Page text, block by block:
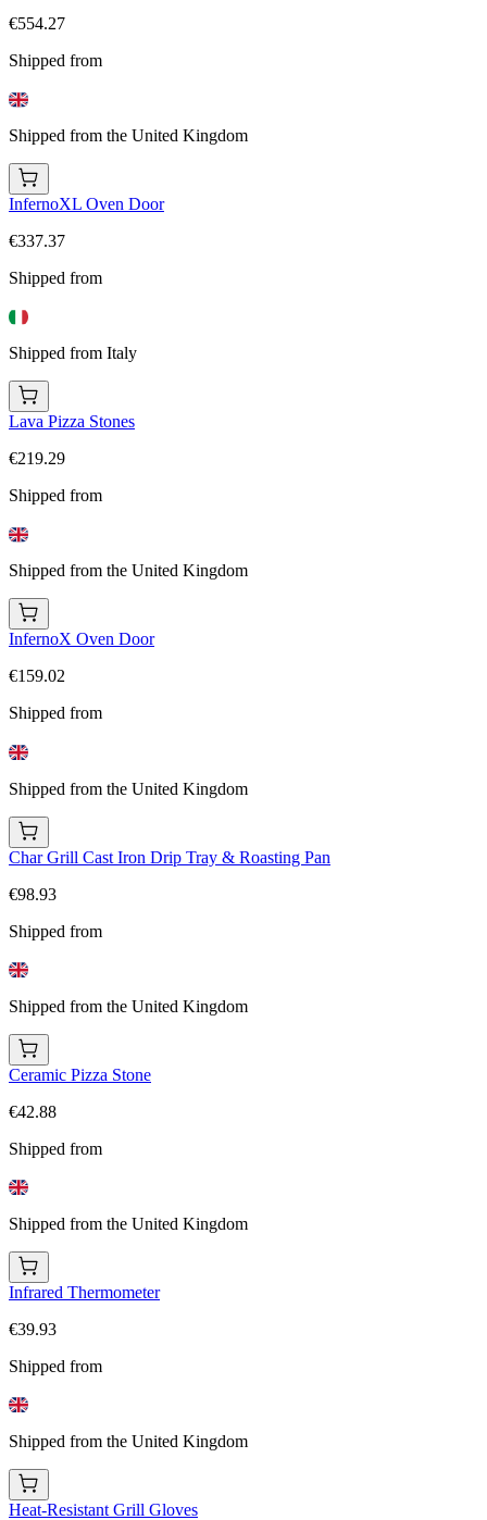
€554.27
Shipped from
Shipped from the United Kingdom
InfernoXL Oven Door
€337.37
Shipped from
Shipped from Italy
Lava Pizza Stones
€219.29
Shipped from
Shipped from the United Kingdom
InfernoX Oven Door
€159.02
Shipped from
Shipped from the United Kingdom
Char Grill Cast Iron Drip Tray & Roasting Pan
€98.93
Shipped from
Shipped from the United Kingdom
Ceramic Pizza Stone
€42.88
Shipped from
Shipped from the United Kingdom
Infrared Thermometer
€39.93
Shipped from
Shipped from the United Kingdom
Heat-Resistant Grill Gloves